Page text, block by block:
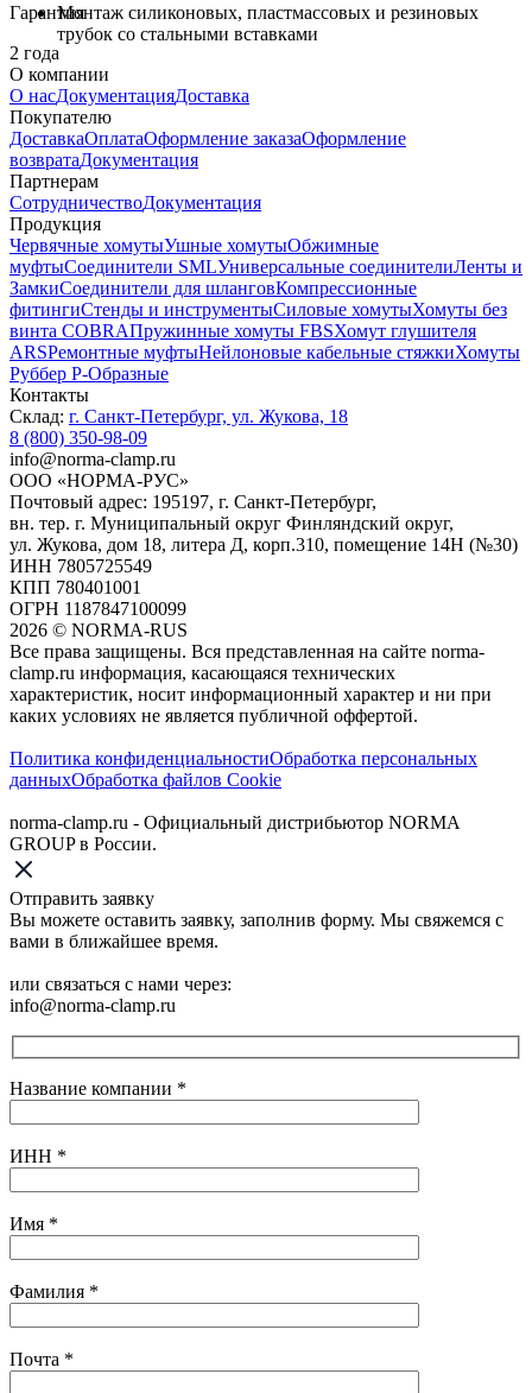
Гарантия
2 года
Монтаж силиконовых, пластмассовых и резиновых
трубок со стальными вставками
О компании
О насДокументацияДоставка
Покупателю
ДоставкаОплатаОформление заказаОформление
возвратаДокументация
Партнерам
СотрудничествоДокументация
Продукция
Червячные хомутыУшные хомутыОбжимные
муфтыСоединители SMLУниверсальные соединителиЛенты и
ЗамкиСоединители для шланговКомпрессионные
фитингиСтенды и инструментыСиловые хомутыХомуты без
винта COBRAПружинные хомуты FBSХомут глушителя
ARSРемонтные муфтыНейлоновые кабельные стяжкиХомуты
Руббер Р-Образные
Контакты
Склад: г. Санкт-Петербург, ул. Жукова, 18
8 (800) 350-98-09
info@norma-clamp.ru
ООО «НОРМА-РУС»
Почтовый адрес: 195197, г. Санкт-Петербург,
вн. тер. г. Муниципальный округ Финляндский округ,
ул. Жукова, дом 18, литера Д, корп.310, помещение 14Н (№30)
ИНН 7805725549
КПП 780401001
ОГРН 1187847100099
2026 © NORMA-RUS
Все права защищены. Вся представленная на сайте norma-
clamp.ru информация, касающаяся технических
характеристик, носит информационный характер и ни при
каких условиях не является публичной оффертой.‍
Политика конфиденциальностиОбработка персональных
данныхОбработка файлов Cookie
norma-clamp.ru - Официальный дистрибьютор NORMA
GROUP в России.
Отправить заявку
Вы можете оставить заявку, заполнив форму. Мы свяжемся с
вами в ближайшее время.
или связаться с нами через:
info@norma-clamp.ru
Название компании *
ИНН *
Имя *
Фамилия *
Почта *